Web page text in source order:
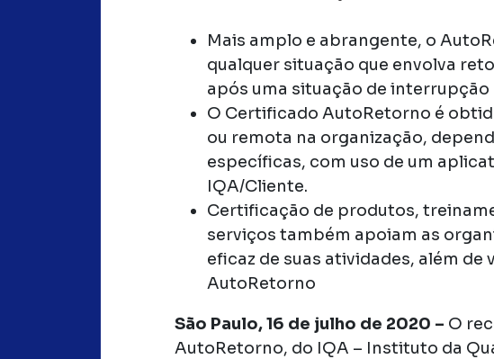
Mais amplo e abrangente, o
qualquer situação que envolva
após uma situação de interrupção
O Certificado AutoRetorno é
ou remota na organização,
específicas, com uso de um
IQA/Cliente.
Certificação de produtos,
serviços também apoiam as
eficaz de suas atividades, além
AutoRetorno
São Paulo, 16 de julho de 2020 – O
AutoRetorno, do IQA – Instituto da